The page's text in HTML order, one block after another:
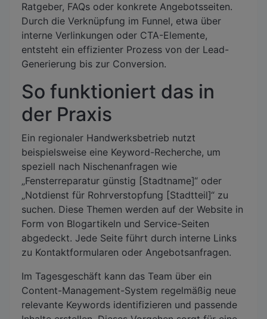
Ratgeber, FAQs oder konkrete Angebotsseiten.
Durch die Verknüpfung im Funnel, etwa über
interne Verlinkungen oder CTA-Elemente,
entsteht ein effizienter Prozess von der Lead-
Generierung bis zur Conversion.
So funktioniert das in
der Praxis
Ein regionaler Handwerksbetrieb nutzt
beispielsweise eine Keyword-Recherche, um
speziell nach Nischenanfragen wie
„Fensterreparatur günstig [Stadtname]“ oder
„Notdienst für Rohrverstopfung [Stadtteil]“ zu
suchen. Diese Themen werden auf der Website in
Form von Blogartikeln und Service-Seiten
abgedeckt. Jede Seite führt durch interne Links
zu Kontaktformularen oder Angebotsanfragen.
Im Tagesgeschäft kann das Team über ein
Content-Management-System regelmäßig neue
relevante Keywords identifizieren und passende